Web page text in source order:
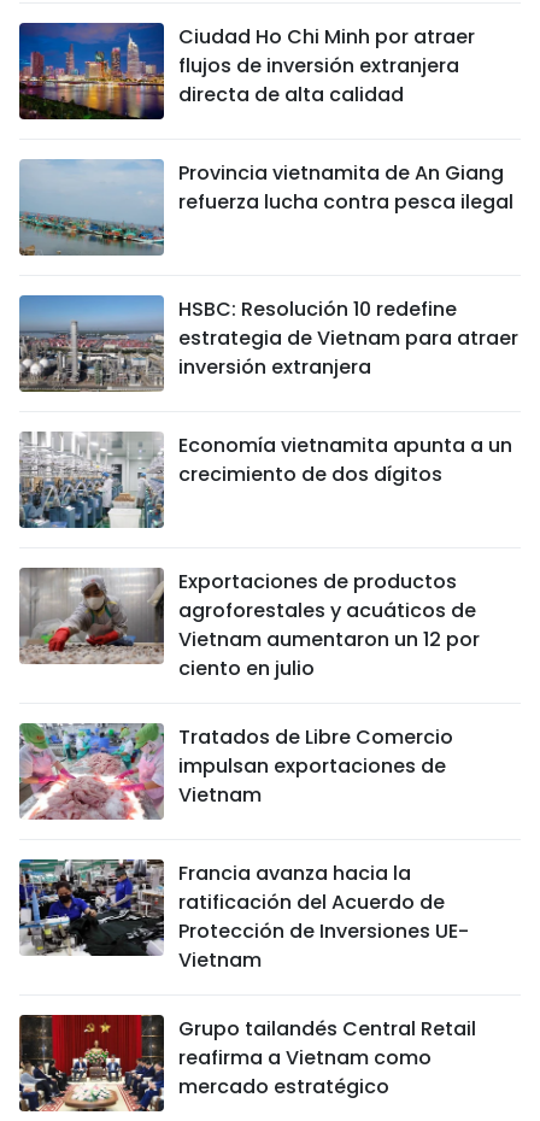
Ciudad Ho Chi Minh por atraer
flujos de inversión extranjera
directa de alta calidad
Provincia vietnamita de An Giang
refuerza lucha contra pesca ilegal
HSBC: Resolución 10 redefine
estrategia de Vietnam para atraer
inversión extranjera
Economía vietnamita apunta a un
crecimiento de dos dígitos
Exportaciones de productos
agroforestales y acuáticos de
Vietnam aumentaron un 12 por
ciento en julio
Tratados de Libre Comercio
impulsan exportaciones de
Vietnam
Francia avanza hacia la
ratificación del Acuerdo de
Protección de Inversiones UE-
Vietnam
Grupo tailandés Central Retail
reafirma a Vietnam como
mercado estratégico